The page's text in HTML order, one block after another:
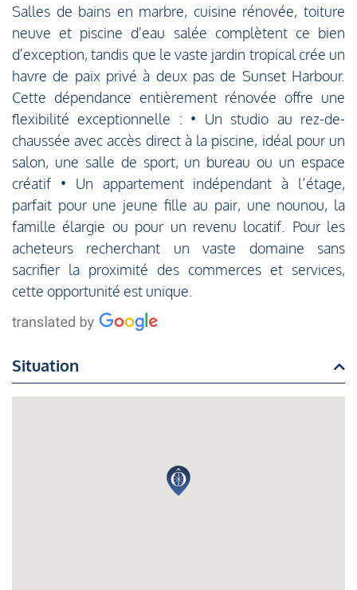
Salles de bains en marbre, cuisine rénovée, toiture
neuve et piscine d'eau salée complètent ce bien
d'exception, tandis que le vaste jardin tropical crée un
havre de paix privé à deux pas de Sunset Harbour.
Cette dépendance entièrement rénovée offre une
flexibilité exceptionnelle : • Un studio au rez-de-
chaussée avec accès direct à la piscine, idéal pour un
salon, une salle de sport, un bureau ou un espace
créatif • Un appartement indépendant à l’étage,
parfait pour une jeune fille au pair, une nounou, la
famille élargie ou pour un revenu locatif. Pour les
acheteurs recherchant un vaste domaine sans
sacrifier la proximité des commerces et services,
cette opportunité est unique.
Situation